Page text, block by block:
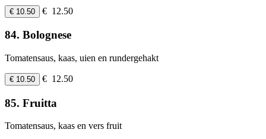
€ 10.50 € 12.50
84. Bolognese
Tomatensaus, kaas, uien en rundergehakt
€ 10.50 € 12.50
85. Fruitta
Tomatensaus, kaas en vers fruit